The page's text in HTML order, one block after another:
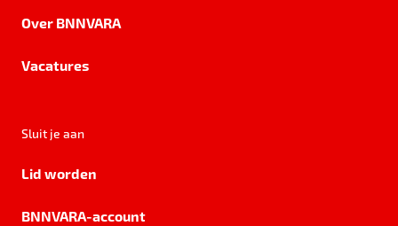
Over BNNVARA
Vacatures
Sluit je aan
Lid worden
BNNVARA-account